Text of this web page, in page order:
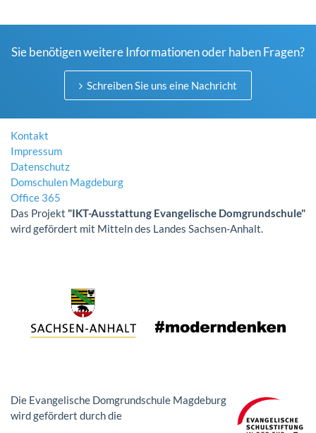
Sie benötigen weitere Informationen oder haben Fragen?
Schreiben Sie uns eine Nachricht
Kontakt
Impressum
Datenschutz
Domschulen Magdeburg
Office 365
Das Projekt "IKT-Ausstattung Evangelische Domgrundschule"
wird gefördert mit Mitteln des Landes Sachsen-Anhalt.
Die Evangelische Domgrundschule Magdeburg
wird gefördert durch die